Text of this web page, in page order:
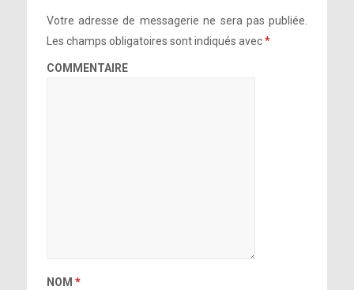
Votre adresse de messagerie ne sera pas publiée.
Les champs obligatoires sont indiqués avec*
COMMENTAIRE
NOM *